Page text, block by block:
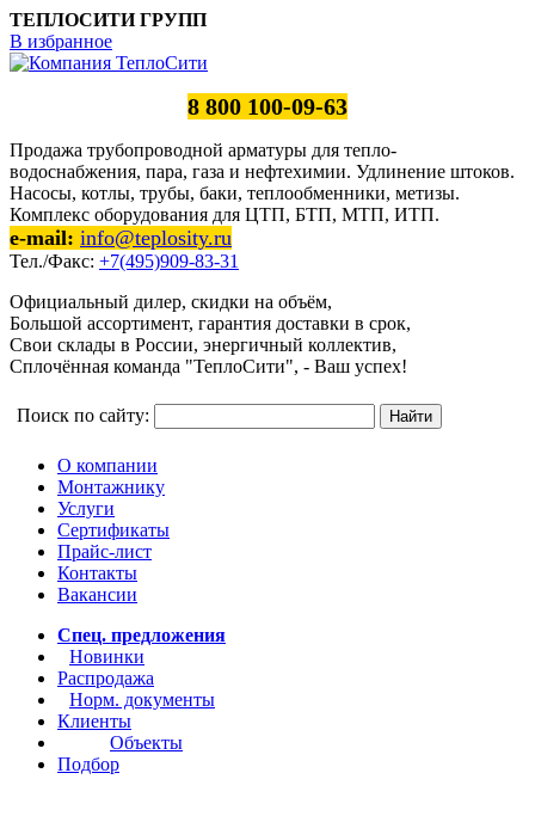
ТЕПЛОСИТИ ГРУПП
В избранное
8 800 100-09-63
Продажа трубопроводной арматуры для тепло-
водоснабжения, пара, газа и нефтехимии. Удлинение штоков.
Насосы, котлы, трубы, баки, теплообменники, метизы.
Комплекс оборудования для ЦТП, БТП, МТП, ИТП.
e-mail: info@teplosity.ru
Тел./Факс: +7(495)909-83-31
Официальный дилер, скидки на объём,
Большой ассортимент, гарантия доставки в срок,
Свои склады в России, энергичный коллектив,
Сплочённая команда "ТеплоСити", - Ваш успех!
Поиск по сайту:
О компании
Монтажнику
Услуги
Сертификаты
Прайс-лист
Контакты
Вакансии
Спец. предложения
Новинки
Распродажа
Норм. документы
Клиенты
Объекты
Подбор